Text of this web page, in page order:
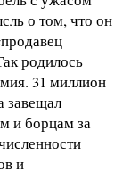
о том, что он
родилось
31 миллион
завещал
и борцам за
и